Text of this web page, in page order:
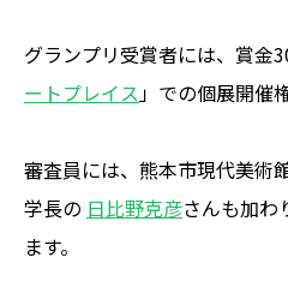
グランプリ受賞者には、賞金
ートプレイス」での個展開催
審査員には、熊本市現代美術
学長の 日比野克彦さんも加わ
ます。